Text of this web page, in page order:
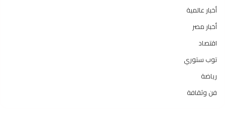
أخبار عالمية
أخبار مصر
اقتصاد
توب ستوري
رياضة
فن وثقافة